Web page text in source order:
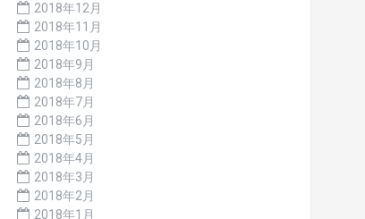
2018年12月
2018年11月
2018年10月
2018年9月
2018年8月
2018年7月
2018年6月
2018年5月
2018年4月
2018年3月
2018年2月
2018年1月